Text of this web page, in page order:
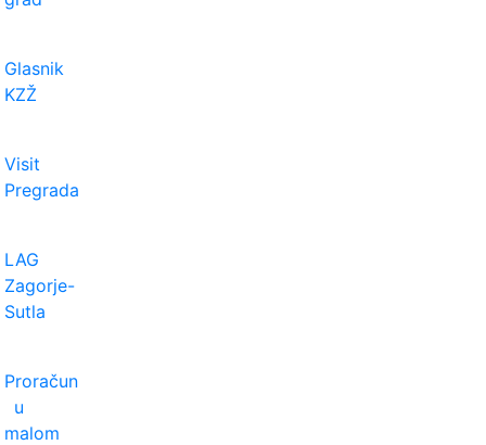
Glasnik
KZŽ
Visit
Pregrada
LAG
Zagorje-
Sutla
Proračun
u
malom